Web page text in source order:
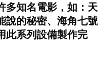
多知名電影，如：天
說的秘密、海角七號
此系列設備製作完